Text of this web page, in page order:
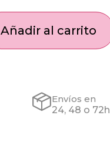
Añadir al carrito
Envíos en
24, 48 o 72h